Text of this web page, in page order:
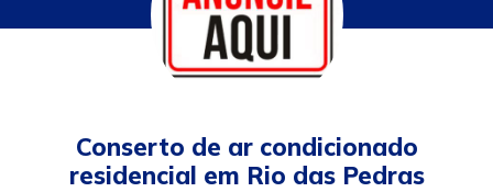
Conserto de ar condicionado
residencial em Rio das Pedras